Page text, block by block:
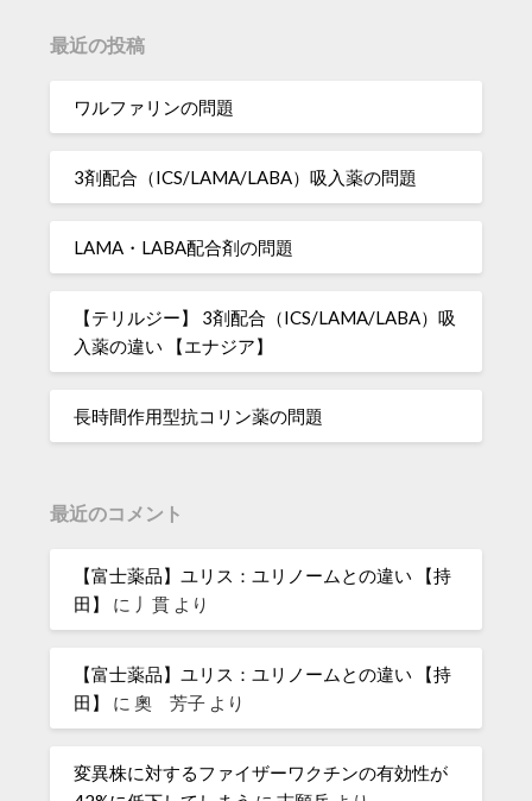
最近の投稿
ワルファリンの問題
3剤配合（ICS/LAMA/LABA）吸入薬の問題
LAMA・LABA配合剤の問題
【テリルジー】 3剤配合（ICS/LAMA/LABA）吸
入薬の違い 【エナジア】
長時間作用型抗コリン薬の問題
最近のコメント
【富士薬品】ユリス：ユリノームとの違い 【持
田】
に 丿貫 より
【富士薬品】ユリス：ユリノームとの違い 【持
田】
に奧 芳子 より
変異株に対するファイザーワクチンの有効性が